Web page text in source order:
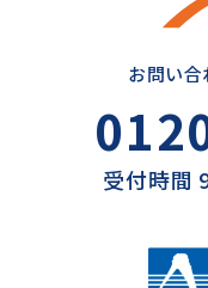
お問い合
受付時間